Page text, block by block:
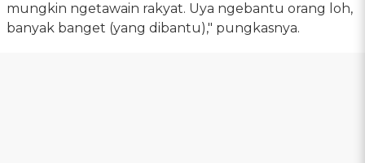
mungkin ngetawain rakyat. Uya ngebantu orang loh,
banyak banget (yang dibantu)," pungkasnya.